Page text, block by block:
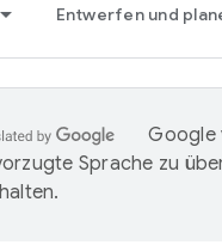
Entwerfen und
Google
Sprache zu